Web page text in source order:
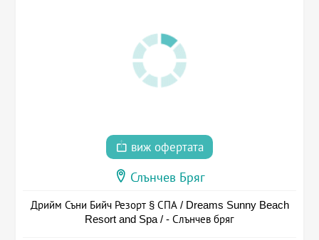
виж офертата
Слънчев Бряг
Дрийм Съни Бийч Резорт § СПА / Dreams Sunny Beach
Resort and Spa / - Слънчев бряг